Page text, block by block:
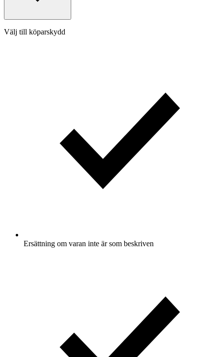
Välj till köparskydd
Ersättning om varan inte är som beskriven